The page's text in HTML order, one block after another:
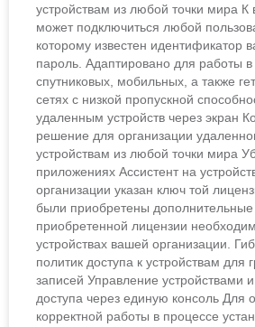
устройствам из любой точки мира К
может подключиться любой
которому известен идентификатор
пароль. Адаптировано для работы в
спутниковых, мобильных, а также
сетях с низкой пропускной
удаленным устройств через экран
решение для организации
устройствам из любой точки мира
приложениях Ассистент на
организации указан ключ той
были приобретены
приобретенной лицензии
устройствах вашей организации.
политик доступа к устройствам для
записей Управление устройствами
доступа через единую консоль Для
корректной работы в процессе